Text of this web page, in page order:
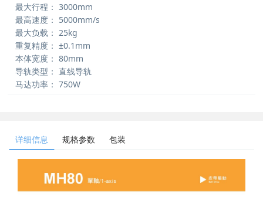
最大行程： 3000mm
最高速度： 5000mm/s
最大负载： 25kg
重复精度： ±0.1mm
本体宽度： 80mm
导轨类型： 直线导轨
马达功率： 750W
详细信息 规格参数 包装